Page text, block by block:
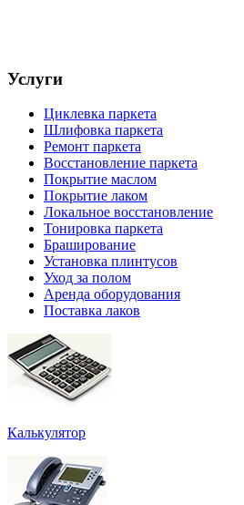
Услуги
Циклевка паркета
Шлифовка паркета
Ремонт паркета
Восстановление паркета
Покрытие маслом
Покрытие лаком
Локальное восстановление
Тонировка паркета
Браширование
Установка плинтусов
Уход за полом
Аренда оборудования
Поставка лаков
Калькулятор